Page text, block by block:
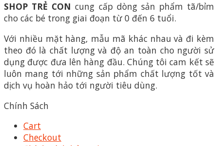
SHOP TRẺ CON cung cấp dòng sản phẩm tã/bỉm
cho các bé trong giai đoạn từ 0 đến 6 tuổi.
Với nhiều mặt hàng, mẫu mã khác nhau và đi kèm
theo đó là chất lượng và độ an toàn cho người sử
dụng được đưa lên hàng đầu. Chúng tôi cam kết sẽ
luôn mang tới những sản phẩm chất lượng tốt và
dịch vụ hoàn hảo tới người tiêu dùng.
Chính Sách
Cart
Checkout